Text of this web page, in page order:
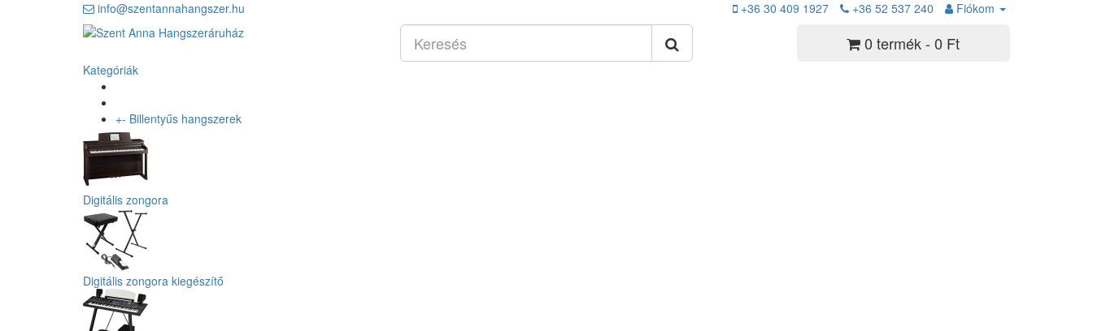
info@szentannahangszer.hu +36 30 409 1927 +36 52 537 240 Fiókom
0 termék - 0 Ft
Kategóriák
+- Billentyűs hangszerek
Digitális zongora
Digitális zongora kiegészítő